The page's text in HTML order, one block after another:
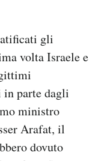
gli
volta Israele e
parte dagli
ministro
Arafat, il
dovuto